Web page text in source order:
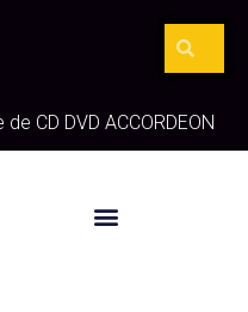
CD DVD ACCORDEON